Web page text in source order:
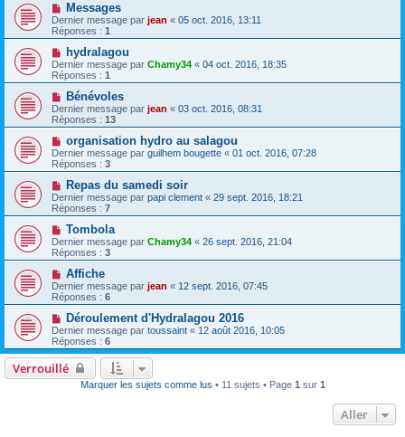
Messages
Dernier message par jean « 05 oct. 2016, 13:11
Réponses : 1
hydralagou
Dernier message par Chamy34 « 04 oct. 2016, 18:35
Réponses : 1
Bénévoles
Dernier message par jean « 03 oct. 2016, 08:31
Réponses : 13
organisation hydro au salagou
Dernier message par guilhem bougette « 01 oct. 2016, 07:28
Réponses : 3
Repas du samedi soir
Dernier message par papi clement « 29 sept. 2016, 18:21
Réponses : 7
Tombola
Dernier message par Chamy34 « 26 sept. 2016, 21:04
Réponses : 3
Affiche
Dernier message par jean « 12 sept. 2016, 07:45
Réponses : 6
Déroulement d'Hydralagou 2016
Dernier message par toussaint « 12 août 2016, 10:05
Réponses : 6
Verrouillé
Marquer les sujets comme lus • 11 sujets • Page 1 sur 1
Aller